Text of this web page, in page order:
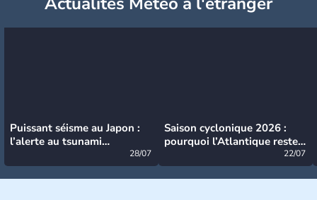
Puissant séisme au Japon :
l’alerte au tsunami
28/07
Saison cyclonique 2026 :
pourquoi l’Atlantique reste
22/07